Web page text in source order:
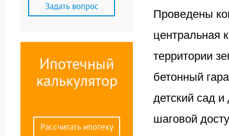
Задать вопрос
Ипотечный
калькулятор
Рассчитать ипотеку
Проведены
центральная
территории
бетонный
детский сад
шаговой